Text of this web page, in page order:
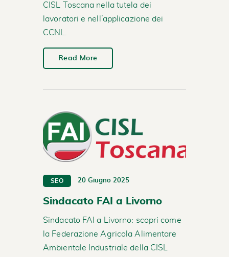
CISL Toscana nella tutela dei
lavoratori e nell’applicazione dei
CCNL.
Read More
SEO 20 Giugno 2025
Sindacato FAI a Livorno
Sindacato FAI a Livorno: scopri come
la Federazione Agricola Alimentare
Ambientale Industriale della CISL